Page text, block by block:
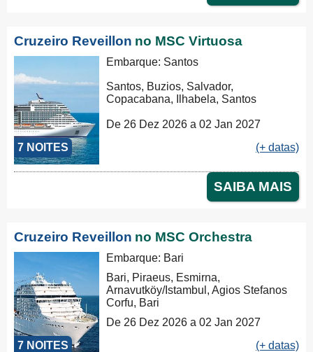
Cruzeiro Reveillon no MSC Virtuosa
7 NOITES
Embarque: Santos
Santos, Buzios, Salvador,
Copacabana, Ilhabela, Santos
De 26 Dez 2026 a 02 Jan 2027
(+ datas)
SAIBA MAIS
Cruzeiro Reveillon no MSC Orchestra
7 NOITES
Embarque: Bari
Bari, Piraeus, Esmirna,
Arnavutköy/Istambul, Agios Stefanos
Corfu, Bari
De 26 Dez 2026 a 02 Jan 2027
(+ datas)